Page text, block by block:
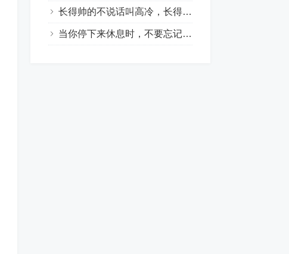
长得帅的不说话叫高冷，长得丑的不说话叫自闭。
当你停下来休息时，不要忘记别人还在奔跑，所以请拌倒他。